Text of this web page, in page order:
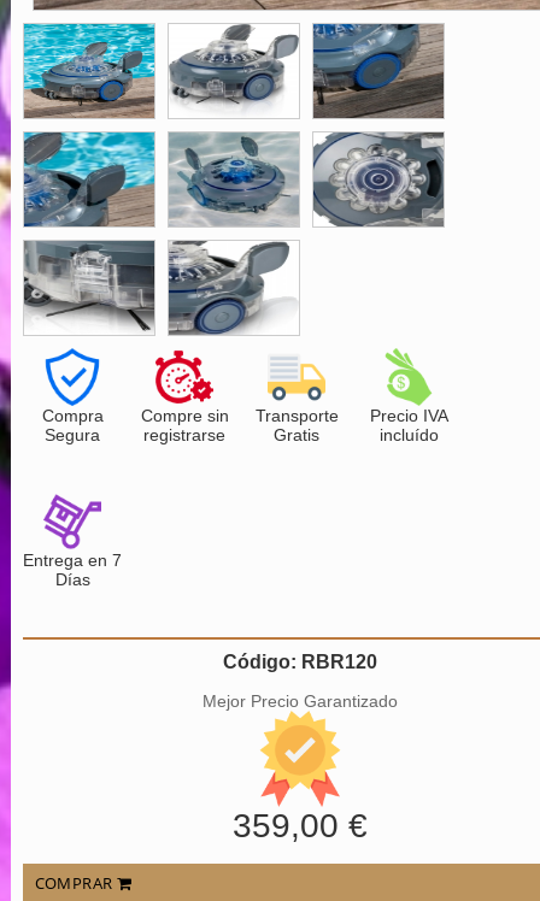
Compra
Segura
Compre sin
registrarse
Transporte
Gratis
Precio IVA
incluído
Entrega en 7
Días
Código: RBR120
Mejor Precio Garantizado
359,00 €
COMPRAR